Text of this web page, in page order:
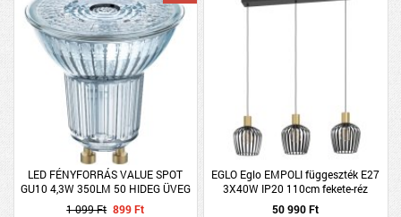
LED FÉNYFORRÁS VALUE SPOT
GU10 4,3W 350LM 50 HIDEG ÜVEG
10000H
1 099 Ft 899 Ft
EGLO Eglo EMPOLI függeszték E27
3X40W IP20 110cm fekete-réz
50 990 Ft